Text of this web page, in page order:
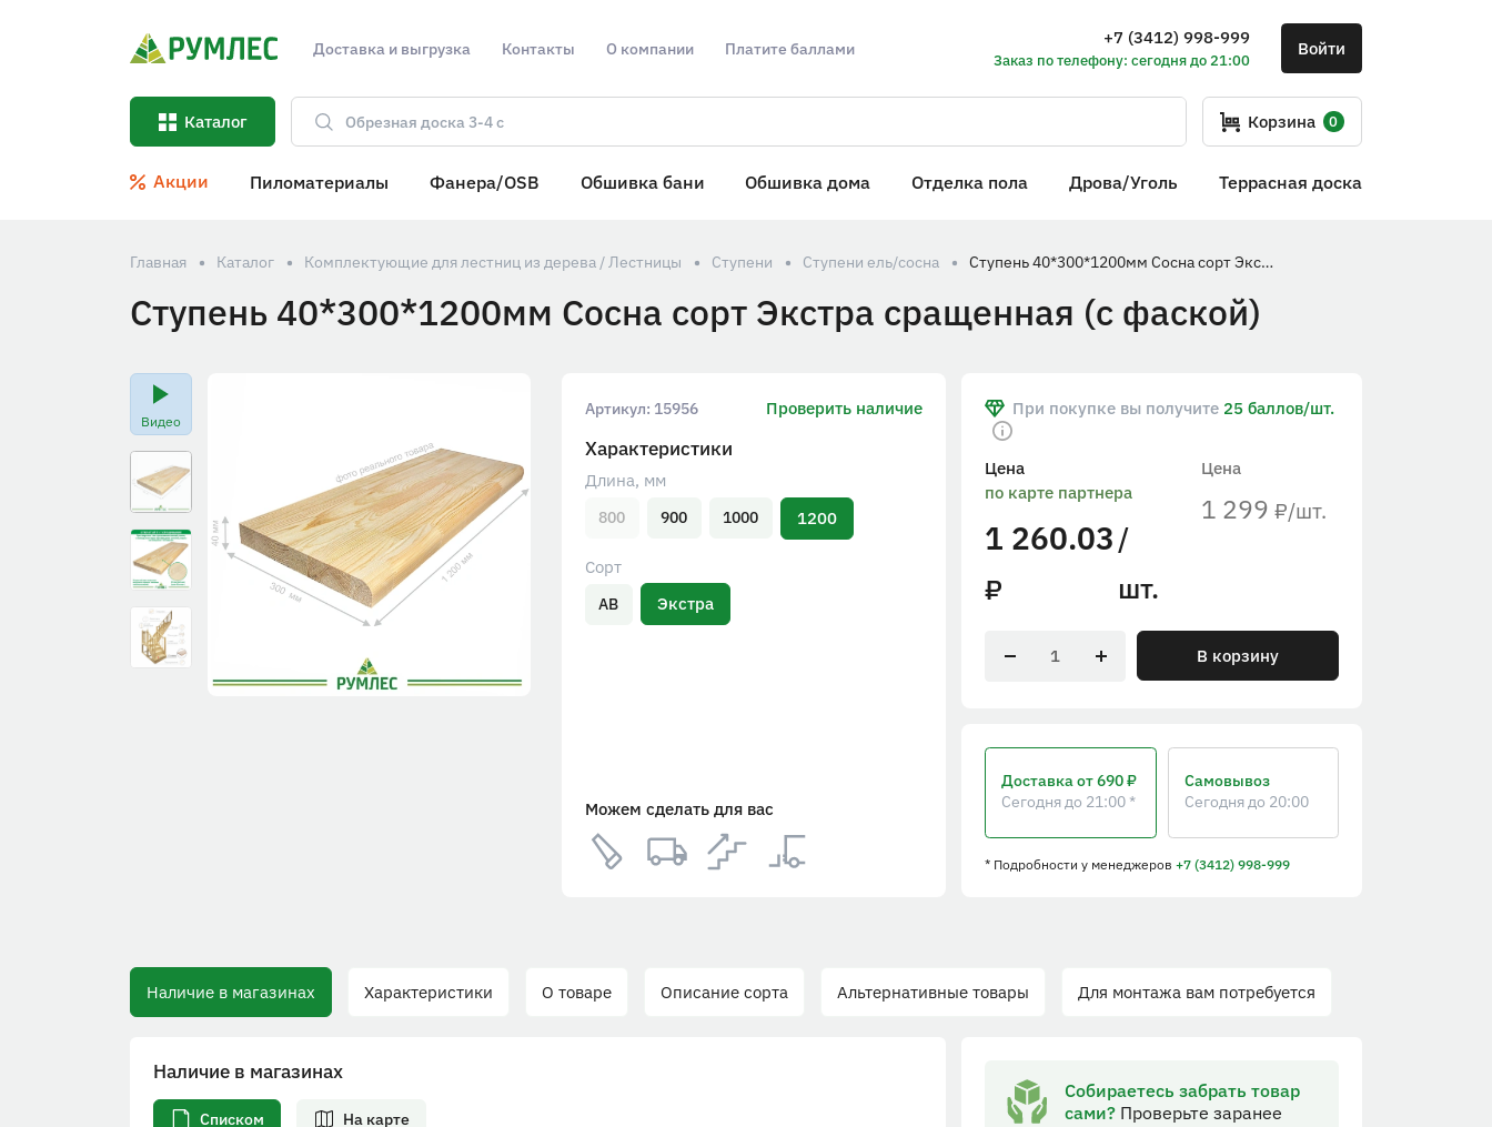
Доставка и выгрузка Контакты О компании Платите баллами
+7 (3412) 998-999
Заказ по телефону: сегодня до 21:00
Войти
Каталог Корзина 0
Акции Пиломатериалы Фанера/OSB Обшивка бани Обшивка дома Отделка пола Дрова/Уголь Террасная доска
Главная Каталог Комплектующие для лестниц из дерева / Лестницы Ступени Ступени ель/сосна Ступень 40*300*1200мм Сосна сорт Экстра сращенная (с фаской)
Ступень 40*300*1200мм Сосна сорт Экстра сращенная (с фаской)
Видео
Артикул: 15956 Проверить наличие
Характеристики
Длина, мм
800 900 1000 1200
Сорт
АВ Экстра
Можем сделать для вас
При покупке вы получите 25 баллов/шт.
Цена
1 299 ₽/шт.
Цена
по карте партнера
1 260.03
₽
/
шт.
В корзину
Доставкаот 690 ₽
Сегодня до 21:00 *
Самовывоз
Сегодня до 20:00
* Подробностиу менеджеров+7 (3412) 998-999
Наличие в магазинах Характеристики О товаре Описание сорта Альтернативные товары Для монтажа вам потребуется
Наличие в магазинах
Списком На карте
Собираетесь забрать товар
сами?Проверьте заранее